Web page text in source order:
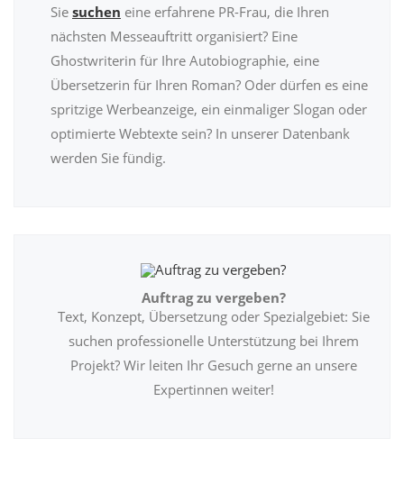
Sie suchen eine erfahrene PR-Frau, die Ihren
nächsten Messeauftritt organisiert? Eine
Ghostwriterin für Ihre Autobiographie, eine
Übersetzerin für Ihren Roman? Oder dürfen es eine
spritzige Werbeanzeige, ein einmaliger Slogan oder
optimierte Webtexte sein? In unserer Datenbank
werden Sie fündig.
Auftrag zu vergeben?
Text, Konzept, Übersetzung oder Spezialgebiet: Sie
suchen professionelle Unterstützung bei Ihrem
Projekt? Wir leiten Ihr Gesuch gerne an unsere
Expertinnen weiter!